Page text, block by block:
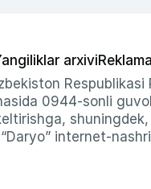
arxiviReklama
0944-sonli
internet-